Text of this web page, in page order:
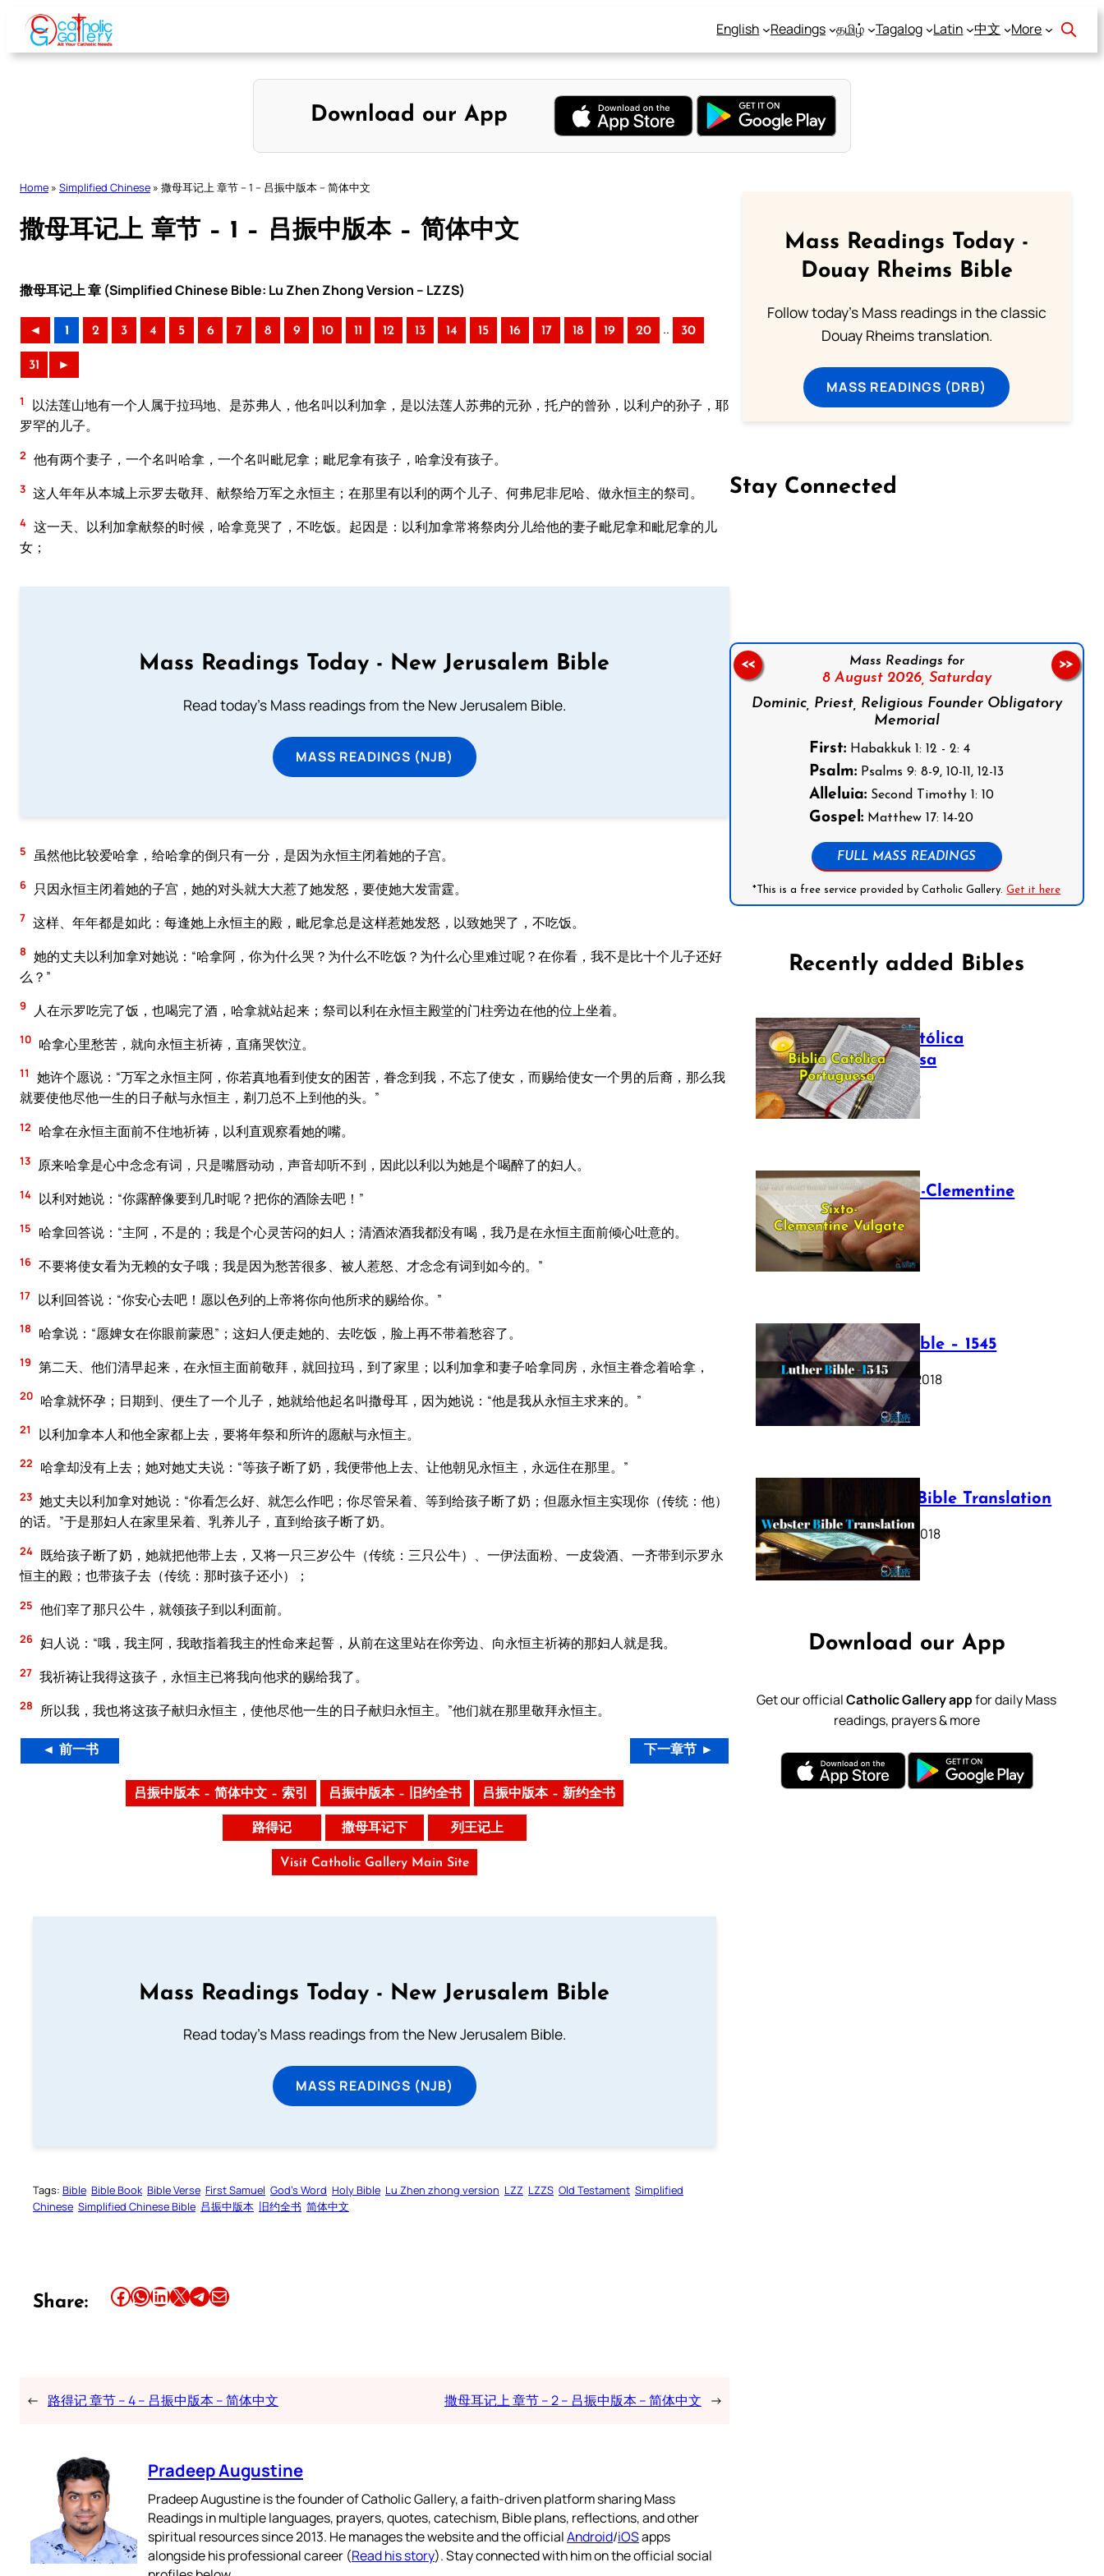
Skip
content
English Readings தமிழ் Tagalog Latin 中文 More
Download our App
Home » Simplified Chinese » 撒母耳记上 章节 – 1 – 吕振中版本 – 简体中文
撒母耳记上 章节 – 1 – 吕振中版本 – 简体中文
撒母耳记上 章 (Simplified Chinese Bible: Lu Zhen Zhong Version – LZZS)
◄ 1 2 3 4 5 6 7 8 9 10 11 12 13 14 15 16 17 18 19 20 .. 30
31 ►
1
以法莲山地有一个人属于拉玛地、是苏弗人，他名叫以利加拿，是以法莲人苏弗的元孙，托户的曾孙，以利户的孙子，耶
罗罕的儿子。
2 他有两个妻子，一个名叫哈拿，一个名叫毗尼拿；毗尼拿有孩子，哈拿没有孩子。
3 这人年年从本城上示罗去敬拜、献祭给万军之永恒主；在那里有以利的两个儿子、何弗尼非尼哈、做永恒主的祭司。
4 这一天、以利加拿献祭的时候，哈拿竟哭了，不吃饭。起因是：以利加拿常将祭肉分儿给他的妻子毗尼拿和毗尼拿的儿
女；
Mass Readings Today - New Jerusalem Bible
Read today's Mass readings from the New Jerusalem Bible.
MASS READINGS (NJB)
5 虽然他比较爱哈拿，给哈拿的倒只有一分，是因为永恒主闭着她的子宫。
6 只因永恒主闭着她的子宫，她的对头就大大惹了她发怒，要使她大发雷霆。
7 这样、年年都是如此：每逢她上永恒主的殿，毗尼拿总是这样惹她发怒，以致她哭了，不吃饭。
8 她的丈夫以利加拿对她说：“哈拿阿，你为什么哭？为什么不吃饭？为什么心里难过呢？在你看，我不是比十个儿子还好
么？”
9 人在示罗吃完了饭，也喝完了酒，哈拿就站起来；祭司以利在永恒主殿堂的门柱旁边在他的位上坐着。
10 哈拿心里愁苦，就向永恒主祈祷，直痛哭饮泣。
11
她许个愿说：“万军之永恒主阿，你若真地看到使女的困苦，眷念到我，不忘了使女，而赐给使女一个男的后裔，那么我
就要使他尽他一生的日子献与永恒主，剃刀总不上到他的头。”
12 哈拿在永恒主面前不住地祈祷，以利直观察看她的嘴。
13 原来哈拿是心中念念有词，只是嘴唇动动，声音却听不到，因此以利以为她是个喝醉了的妇人。
14 以利对她说：“你露醉像要到几时呢？把你的酒除去吧！”
15 哈拿回答说：“主阿，不是的；我是个心灵苦闷的妇人；清酒浓酒我都没有喝，我乃是在永恒主面前倾心吐意的。
16 不要将使女看为无赖的女子哦；我是因为愁苦很多、被人惹怒、才念念有词到如今的。”
17 以利回答说：“你安心去吧！愿以色列的上帝将你向他所求的赐给你。”
18 哈拿说：“愿婢女在你眼前蒙恩”；这妇人便走她的、去吃饭，脸上再不带着愁容了。
19 第二天、他们清早起来，在永恒主面前敬拜，就回拉玛，到了家里；以利加拿和妻子哈拿同房，永恒主眷念着哈拿，
20 哈拿就怀孕；日期到、便生了一个儿子，她就给他起名叫撒母耳，因为她说：“他是我从永恒主求来的。”
21 以利加拿本人和他全家都上去，要将年祭和所许的愿献与永恒主。
22 哈拿却没有上去；她对她丈夫说：“等孩子断了奶，我便带他上去、让他朝见永恒主，永远住在那里。”
23 她丈夫以利加拿对她说：“你看怎么好、就怎么作吧；你尽管呆着、等到给孩子断了奶；但愿永恒主实现你（传统：他）
的话。”于是那妇人在家里呆着、乳养儿子，直到给孩子断了奶。
24 既给孩子断了奶，她就把他带上去，又将一只三岁公牛（传统：三只公牛）、一伊法面粉、一皮袋酒、一齐带到示罗永
恒主的殿；也带孩子去（传统：那时孩子还小）；
25 他们宰了那只公牛，就领孩子到以利面前。
26 妇人说：“哦，我主阿，我敢指着我主的性命来起誓，从前在这里站在你旁边、向永恒主祈祷的那妇人就是我。
27 我祈祷让我得这孩子，永恒主已将我向他求的赐给我了。
28 所以我，我也将这孩子献归永恒主，使他尽他一生的日子献归永恒主。”他们就在那里敬拜永恒主。
◄ 前一书 下一章节 ►
吕振中版本 – 简体中文 – 索引 吕振中版本 – 旧约全书 吕振中版本 – 新约全书
路得记 撒母耳记下 列王记上
Visit Catholic Gallery Main Site
Mass Readings Today - New Jerusalem Bible
Read today's Mass readings from the New Jerusalem Bible.
MASS READINGS (NJB)
Tags: Bible Bible Book Bible Verse First Samuel God’s Word Holy Bible Lu Zhen zhong version LZZ LZZS Old Testament Simplified
Chinese Simplified Chinese Bible 吕振中版本 旧约全书 简体中文
Share: Share this article on Facebook Share this article on WhatsApp Share this article on LinkedIn Share this article on X Share this article on TelegramEmail this Article
← 路得记 章节 – 4 – 吕振中版本 – 简体中文 撒母耳记上 章节 – 2 – 吕振中版本 – 简体中文 →
Pradeep Augustine
Pradeep Augustine is the founder of Catholic Gallery, a faith-driven platform sharing Mass
Readings in multiple languages, prayers, quotes, catechism, Bible plans, reflections, and other
spiritual resources since 2013. He manages the website and the officialAndroid/iOSapps
alongside his professional career (Read his story). Stay connected with him on the official social
Mass Readings Today -
Douay Rheims Bible
Follow today's Mass readings in the classic
Douay Rheims translation.
MASS READINGS (DRB)
Stay Connected
Mass Readings for
8 August 2026, Saturday
Dominic, Priest, Religious Founder Obligatory
Memorial
First: Habakkuk 1: 12 - 2: 4
Psalm: Psalms 9: 8-9, 10-11, 12-13
Alleluia: Second Timothy 1: 10
Gospel: Matthew 17: 14-20
FULL MASS READINGS
*This is a free service provided by Catholic Gallery.Get it here
<< >>
Recently added Bibles
Bíblia Católica
Portuguesa
July 16, 2025
The Sixto-Clementine
Vulgate
July 12, 2025
Luther Bible – 1545
October 17, 2018
Webster Bible Translation
October 11, 2018
Download our App
Get our officialCatholic Gallery appfor daily Mass
readings, prayers & more